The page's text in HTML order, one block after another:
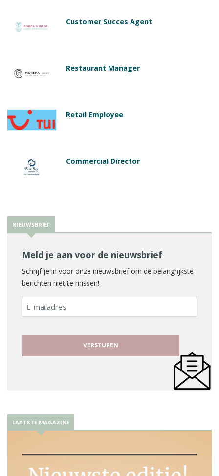
Customer Succes Agent
Restaurant Manager
Retail Employee
Commercial Director
NIEUWSBRIEF
Meld je aan voor de nieuwsbrief
Schrijf je in voor onze nieuwsbrief om de belangrijkste
berichten niet te missen!
E-
mailadres
LAATSTE MAGAZINE